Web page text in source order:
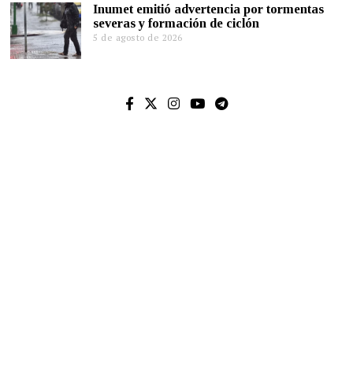
Inumet emitió advertencia por tormentas
severas y formación de ciclón
5 de agosto de 2026